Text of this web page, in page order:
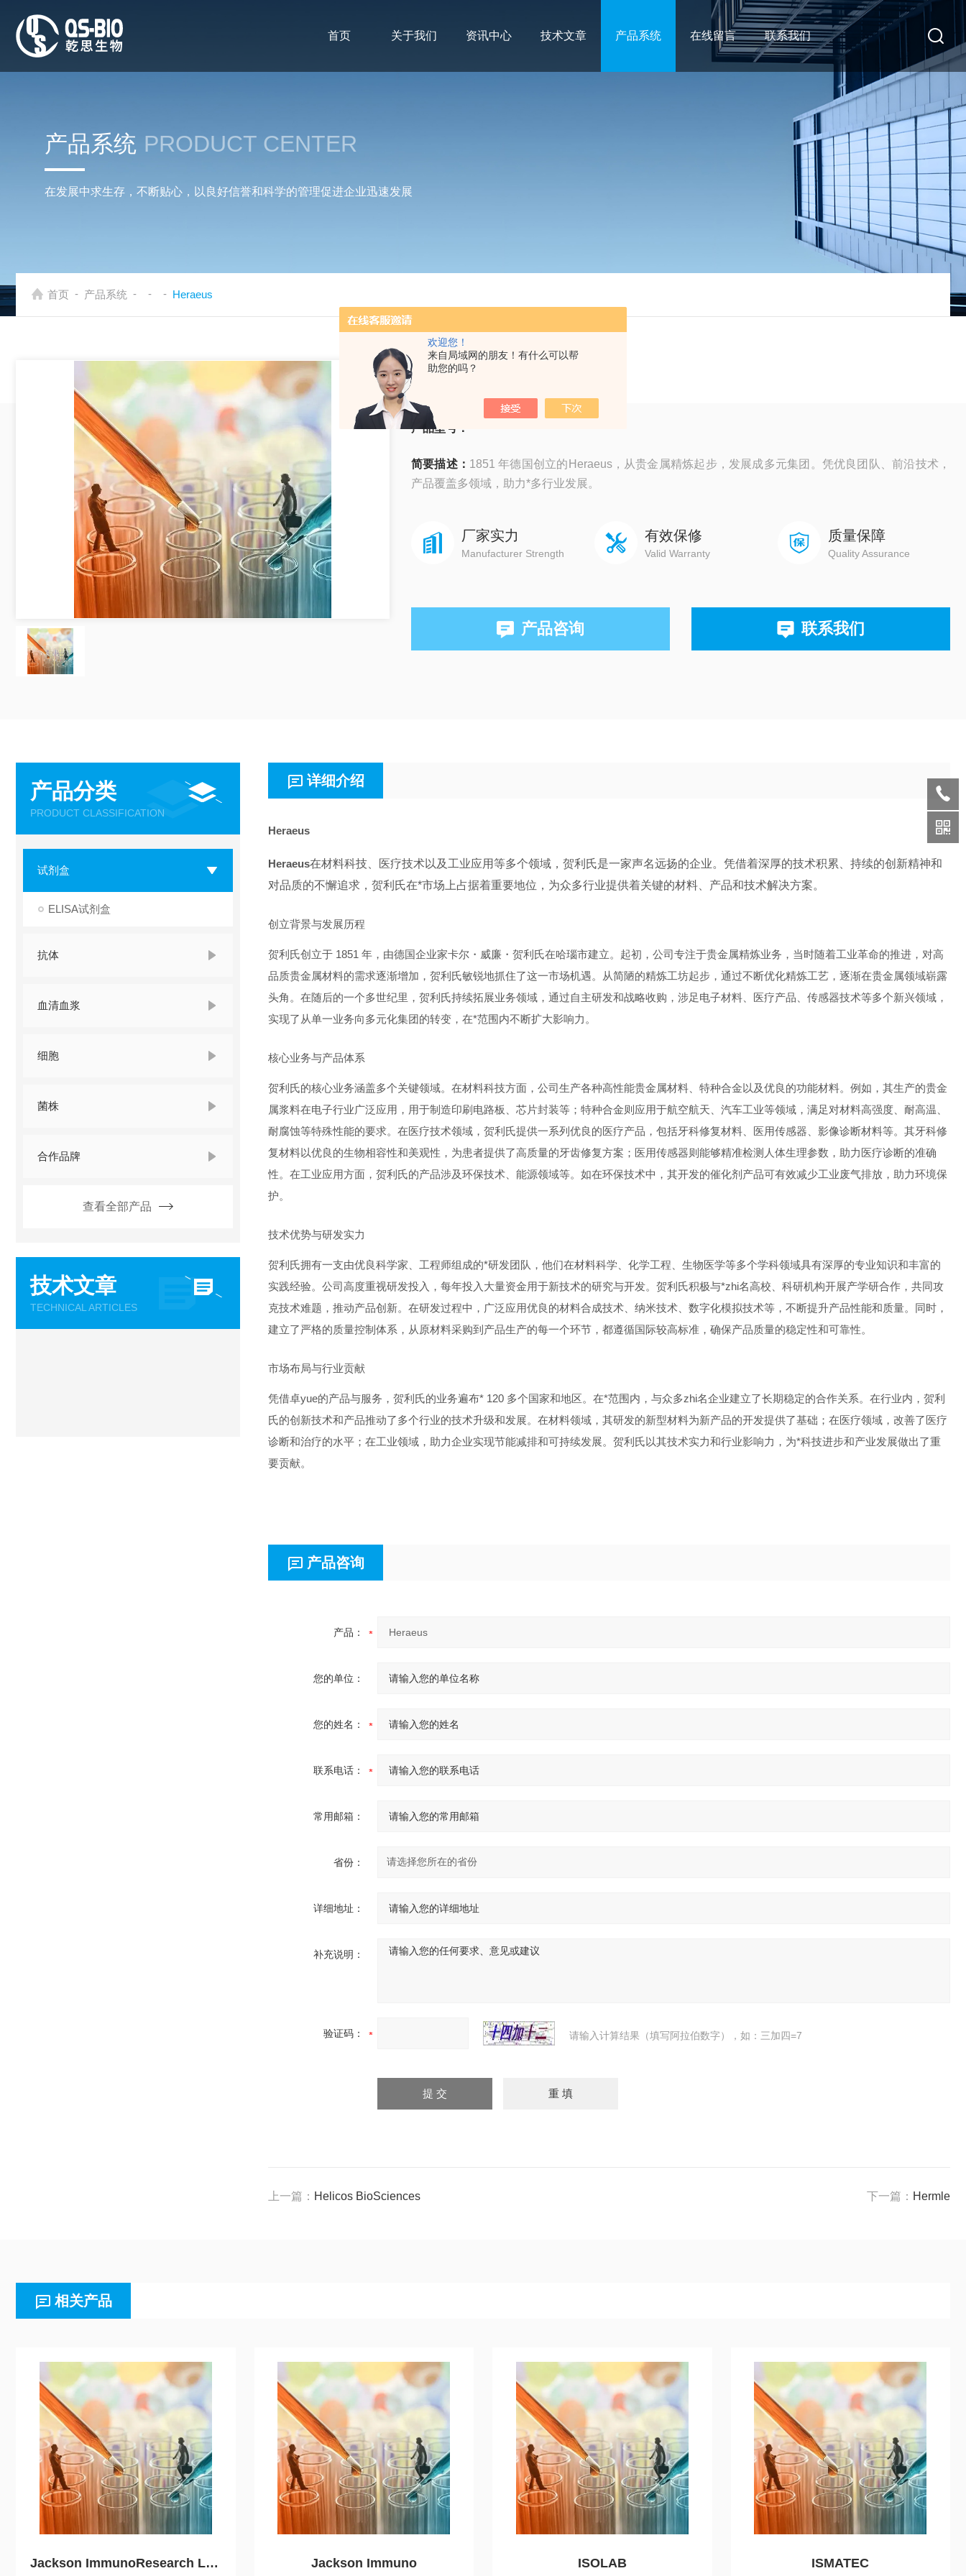
欢迎您！
来自局域网的朋友！有什么可以帮
助您的吗？
首页 关于我们 资讯中心 技术文章 产品系统 在线留言 联系我们
产品系统 PRODUCT CENTER
在发展中求生存，不断贴心，以良好信誉和科学的管理促进企业迅速发展
首页 - 产品系统 - - - Heraeus
Heraeus
产品型号：
简要描述： 1851 年德国创立的Heraeus，从贵金属精炼起步，发展成多元集团。凭优良团队、前沿技术，
产品覆盖多领域，助力*多行业发展。
厂家实力
Manufacturer Strength
有效保修
Valid Warranty
质量保障
Quality Assurance
产品咨询 联系我们
产品分类
PRODUCT CLASSIFICATION
试剂盒
ELISA试剂盒
抗体
血清血浆
细胞
菌株
合作品牌
查看全部产品
技术文章
TECHNICAL ARTICLES
详细介绍
Heraeus
Heraeus在材料科技、医疗技术以及工业应用等多个领域，贺利氏是一家声名远扬的企业。凭借着深厚的技术积累、持续的创新精神和
对品质的不懈追求，贺利氏在*市场上占据着重要地位，为众多行业提供着关键的材料、产品和技术解决方案。
创立背景与发展历程
贺利氏创立于 1851 年，由德国企业家卡尔・威廉・贺利氏在哈瑙市建立。起初，公司专注于贵金属精炼业务，当时随着工业革命的推进，对高
品质贵金属材料的需求逐渐增加，贺利氏敏锐地抓住了这一市场机遇。从简陋的精炼工坊起步，通过不断优化精炼工艺，逐渐在贵金属领域崭露
头角。在随后的一个多世纪里，贺利氏持续拓展业务领域，通过自主研发和战略收购，涉足电子材料、医疗产品、传感器技术等多个新兴领域，
实现了从单一业务向多元化集团的转变，在*范围内不断扩大影响力。
核心业务与产品体系
贺利氏的核心业务涵盖多个关键领域。在材料科技方面，公司生产各种高性能贵金属材料、特种合金以及优良的功能材料。例如，其生产的贵金
属浆料在电子行业广泛应用，用于制造印刷电路板、芯片封装等；特种合金则应用于航空航天、汽车工业等领域，满足对材料高强度、耐高温、
耐腐蚀等特殊性能的要求。在医疗技术领域，贺利氏提供一系列优良的医疗产品，包括牙科修复材料、医用传感器、影像诊断材料等。其牙科修
复材料以优良的生物相容性和美观性，为患者提供了高质量的牙齿修复方案；医用传感器则能够精准检测人体生理参数，助力医疗诊断的准确
性。在工业应用方面，贺利氏的产品涉及环保技术、能源领域等。如在环保技术中，其开发的催化剂产品可有效减少工业废气排放，助力环境保
护。
技术优势与研发实力
贺利氏拥有一支由优良科学家、工程师组成的*研发团队，他们在材料科学、化学工程、生物医学等多个学科领域具有深厚的专业知识和丰富的
实践经验。公司高度重视研发投入，每年投入大量资金用于新技术的研究与开发。贺利氏积极与*zhi名高校、科研机构开展产学研合作，共同攻
克技术难题，推动产品创新。在研发过程中，广泛应用优良的材料合成技术、纳米技术、数字化模拟技术等，不断提升产品性能和质量。同时，
建立了严格的质量控制体系，从原材料采购到产品生产的每一个环节，都遵循国际较高标准，确保产品质量的稳定性和可靠性。
市场布局与行业贡献
凭借卓yue的产品与服务，贺利氏的业务遍布* 120 多个国家和地区。在*范围内，与众多zhi名企业建立了长期稳定的合作关系。在行业内，贺利
氏的创新技术和产品推动了多个行业的技术升级和发展。在材料领域，其研发的新型材料为新产品的开发提供了基础；在医疗领域，改善了医疗
诊断和治疗的水平；在工业领域，助力企业实现节能减排和可持续发展。贺利氏以其技术实力和行业影响力，为*科技进步和产业发展做出了重
要贡献。
产品咨询
产品：
您的单位：
您的姓名：
联系电话：
常用邮箱：
省份：
详细地址：
补充说明：
验证码： 请输入计算结果（填写阿拉伯数字），如：三加四=7
上一篇： Helicos BioSciences 下一篇： Hermle
相关产品
Jackson ImmunoResearch Laboratories（JIRL） Jackson Immuno ISOLAB ISMATEC